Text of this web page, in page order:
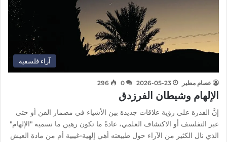
آراء فلسفية
عصام مطير 2026-05-23
0
296
الإلهام وشيطان الفرزدق
إنَّ القدرة على رؤية علاقات جديدة بين الأشياء في مضمار الفن أو حتى
عبر التفلسف أو الاكتشاف العلمي، عادةً ما تكون رهين ما نسميه "الإلهام"
الذي نال الكثير من الآراء حول طبيعته أهي إلهية-غيبية أم من مادة العيش